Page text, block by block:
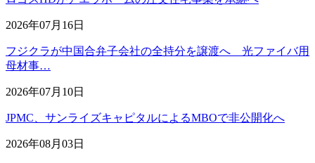
2026年07月16日
フジクラが中国合弁子会社の全持分を譲渡へ 光ファイバ用
母材事…
2026年07月10日
JPMC、サンライズキャピタルによるMBOで非公開化へ
2026年08月03日